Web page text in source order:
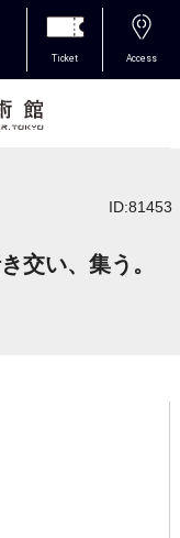
Ticket Access
ID:81453
交い、集う。